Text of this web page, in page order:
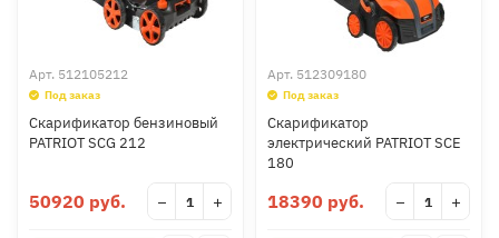
Арт. 512105212
Под заказ
Скарификатор бензиновый
PATRIOT SCG 212
50920 руб. − +
Арт. 512309180
Под заказ
Скарификатор
электрический PATRIOT SCE
180
18390 руб. − +